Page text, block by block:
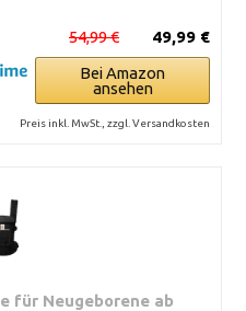
49,99 €
54,99 €
Bei Amazon
ansehen
Preis inkl. MwSt., zzgl. Versandkosten
für Neugeborene ab